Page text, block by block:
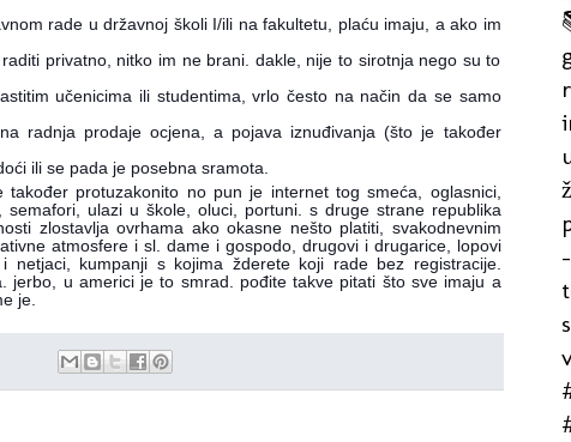
rade u državnoj školi I/ili na fakultetu, plaću imaju, a ako im
privatno, nitko im ne brani. dakle, nije to sirotnja nego su to
učenicima ili studentima, vrlo često na način da se samo
radnja prodaje ocjena, a pojava iznuđivanja (što je također
ili se pada je posebna sramota.
također protuzakonito no pun je internet tog smeća, oglasnici,
ulazi u škole, oluci, portuni. s druge strane republika
zlostavlja ovrhama ako okasne nešto platiti, svakodnevnim
atmosfere i sl. dame i gospodo, drugovi i drugarice, lopovi
netjaci, kumpanji s kojima žderete koji rade bez registracije.
jerbo, u americi je to smrad. pođite takve pitati što sve imaju a
je.